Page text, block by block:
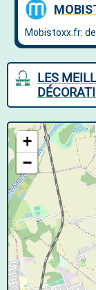
LES
+
−